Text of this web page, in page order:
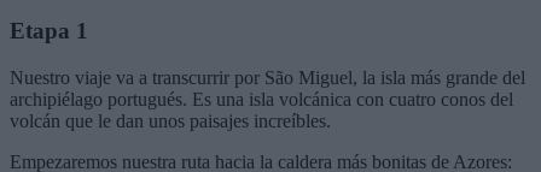
Etapa 1
Nuestro viaje va a transcurrir por São Miguel, la isla más grande del
archipiélago portugués. Es una isla volcánica con cuatro conos del
volcán que le dan unos paisajes increíbles.
Empezaremos nuestra ruta hacia la caldera más bonitas de Azores: